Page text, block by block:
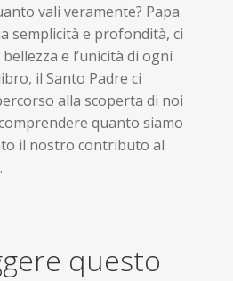
vali veramente? Papa
semplicità e profondità, ci
e l’unicità di ogni
il Santo Padre ci
alla scoperta di noi
quanto siamo
il nostro contributo al
questo